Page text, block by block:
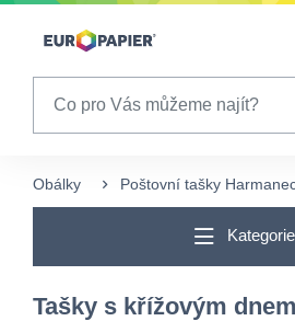
Table Of Content
Obálky Poštovní tašky
Kategorie
Tašky s křížovým dnem